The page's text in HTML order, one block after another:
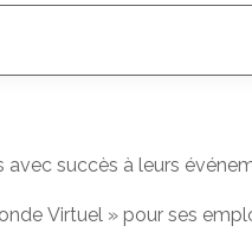
succès à leurs
Virtuel » pour ses